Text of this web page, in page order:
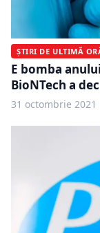
ȘTIRI DE ULTIMĂ
E bomba
BioNTech a
31 octombrie 2021